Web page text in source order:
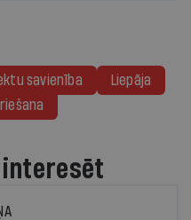
savienība
Liepāja